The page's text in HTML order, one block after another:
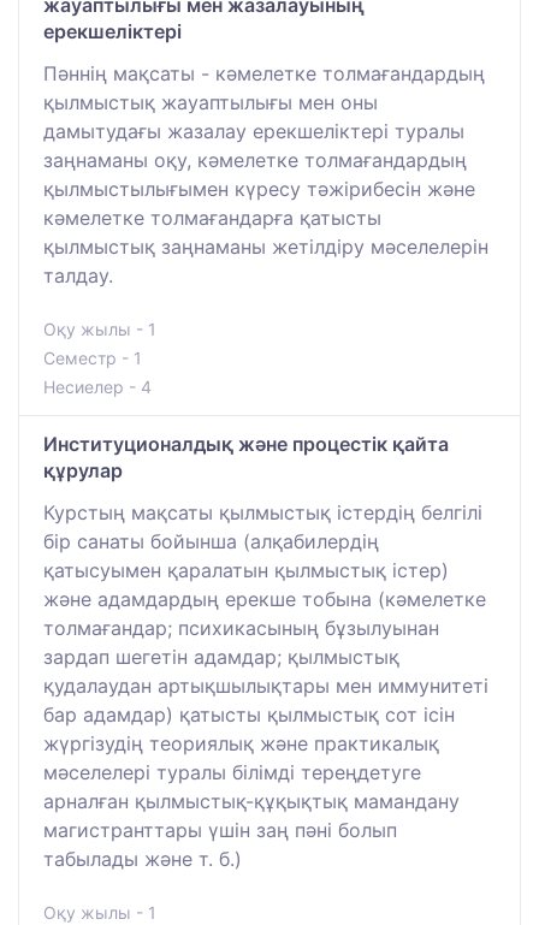
жауаптылығы мен жазалауының
ерекшеліктері
Пәннің мақсаты - кәмелетке толмағандардың
қылмыстық жауаптылығы мен оны
дамытудағы жазалау ерекшеліктері туралы
заңнаманы оқу, кәмелетке толмағандардың
қылмыстылығымен күресу тәжірибесін және
кәмелетке толмағандарға қатысты
қылмыстық заңнаманы жетілдіру мәселелерін
талдау.
Оқу жылы - 1
Семестр - 1
Несиелер - 4
Институционалдық және процестік қайта
құрулар
Курстың мақсаты қылмыстық істердің белгілі
бір санаты бойынша (алқабилердің
қатысуымен қаралатын қылмыстық істер)
және адамдардың ерекше тобына (кәмелетке
толмағандар; психикасының бұзылуынан
зардап шегетін адамдар; қылмыстық
қудалаудан артықшылықтары мен иммунитеті
бар адамдар) қатысты қылмыстық сот ісін
жүргізудің теориялық және практикалық
мәселелері туралы білімді тереңдетуге
арналған қылмыстық-құқықтық мамандану
магистранттары үшін заң пәні болып
табылады және т. б.)
Оқу жылы - 1